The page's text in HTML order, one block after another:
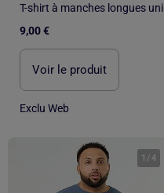
T-shirt à manches longues uni
9,00 €
Voir le produit
Exclu Web
1 /4